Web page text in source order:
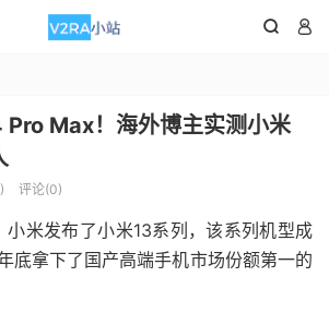
 
Max！海外博主实测小米
评论(0)
米发布了小米13系列，该系列机型成
底拿下了国产高端手机市场份额第一的